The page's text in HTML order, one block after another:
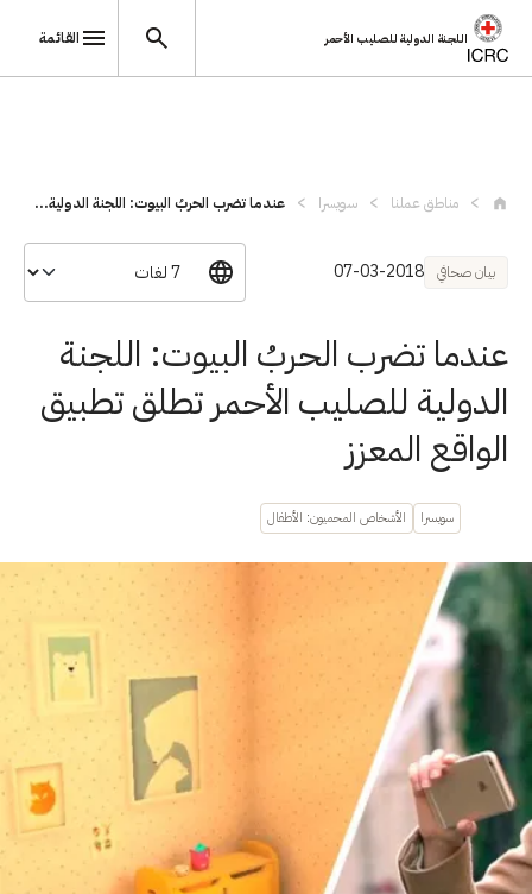
اللجنة الدولية للصليب الأحمر القائمة
مناطق عملنا سويسرا عندما تضرب الحربُ البيوت: اللجنة الدولية...
بيان صحافي 07-03-2018
عندما تضرب الحربُ البيوت: اللجنة
الدولية للصليب الأحمر تطلق تطبيق
الواقع المعزز
سويسرا الأشخاص المحميون: الأطفال